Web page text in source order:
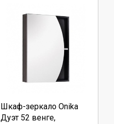
Шкаф-зеркало Onika
Дуэт 52 венге,
Выберите количество:
Продолжить